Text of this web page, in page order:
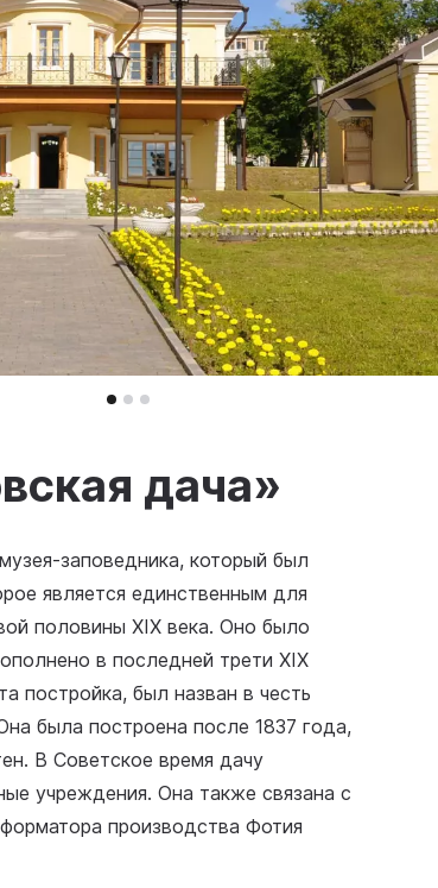
дача»
заповедника, который был
является единственным для
половины XIX века. Оно было
в последней трети XIX
постройка, был назван в честь
была построена после 1837 года,
В Советское время дачу
учреждения. Она также связана с
производства Фотия